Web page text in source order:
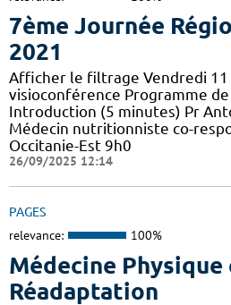
7ème Journée
2021
Afficher le filtrage Vendredi 11
visioconférence Programme
Introduction (5 minutes) Pr
Médecin nutritionniste co-
Occitanie-Est 9h0
26/09/2025 12:14
PAGES
relevance: 100%
Médecine Physique
Réadaptation